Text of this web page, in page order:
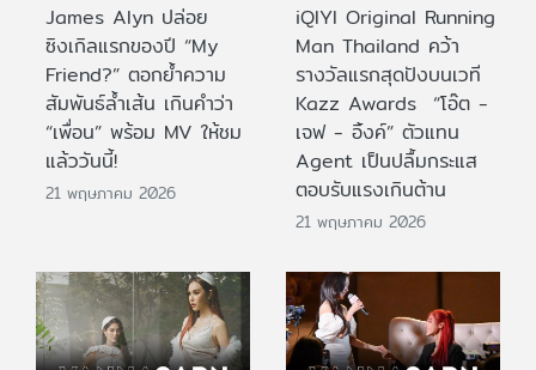
James Alyn ปล่อย
ซิงเกิลแรกของปี “My
Friend?” ตอกย้ำความ
สัมพันธ์ล้ำเส้น เกินคำว่า
“เพื่อน” พร้อม MV ให้ชม
แล้ววันนี้!
21 พฤษภาคม 2026
iQIYI Original Running
Man Thailand คว้า
รางวัลแรกสุดปังบนเวที
Kazz Awards “โอ๊ต -
เจฟ - อิ้งค์” ตัวแทน
Agent เป็นปลื้มกระแส
ตอบรับแรงเกินต้าน
21 พฤษภาคม 2026